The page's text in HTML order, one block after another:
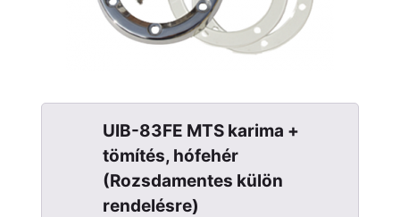
UIB-83FE MTS karima +
tömítés, hófehér
(Rozsdamentes külön
rendelésre)